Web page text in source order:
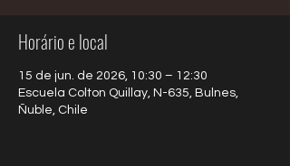
Horário e local
15 de jun. de 2026, 10:30 – 12:30
Escuela Colton Quillay, N-635, Bulnes,
Ñuble, Chile